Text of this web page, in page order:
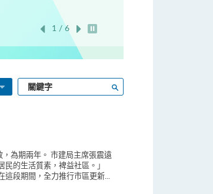
1 / 6
輸
入
為期兩年。 市建局主席張震遠
的生活質素，裨益社區。」
這段期間，全力推行市區更新...